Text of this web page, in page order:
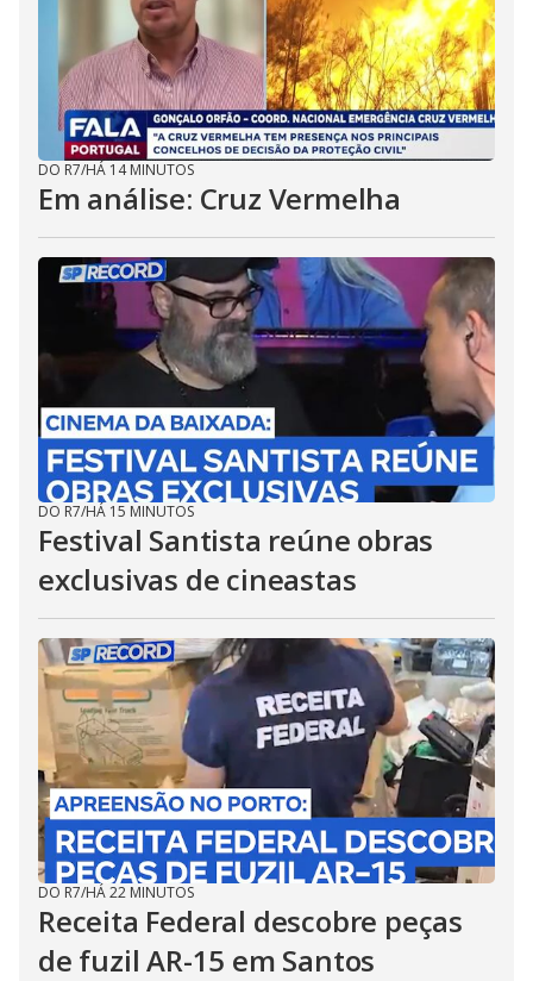
DO R7/HÁ 14 MINUTOS
Em análise: Cruz Vermelha
DO R7/HÁ 15 MINUTOS
Festival Santista reúne obras
exclusivas de cineastas
DO R7/HÁ 22 MINUTOS
Receita Federal descobre peças
de fuzil AR-15 em Santos